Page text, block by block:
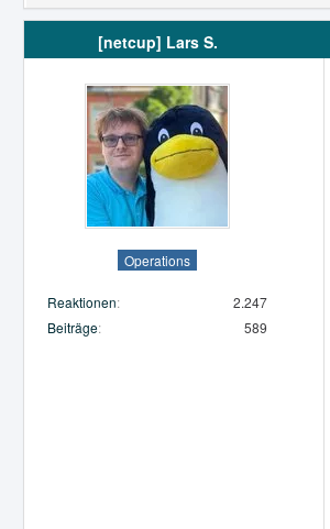
[netcup] Lars S.
Operations
Reaktionen
2.247
Beiträge
589